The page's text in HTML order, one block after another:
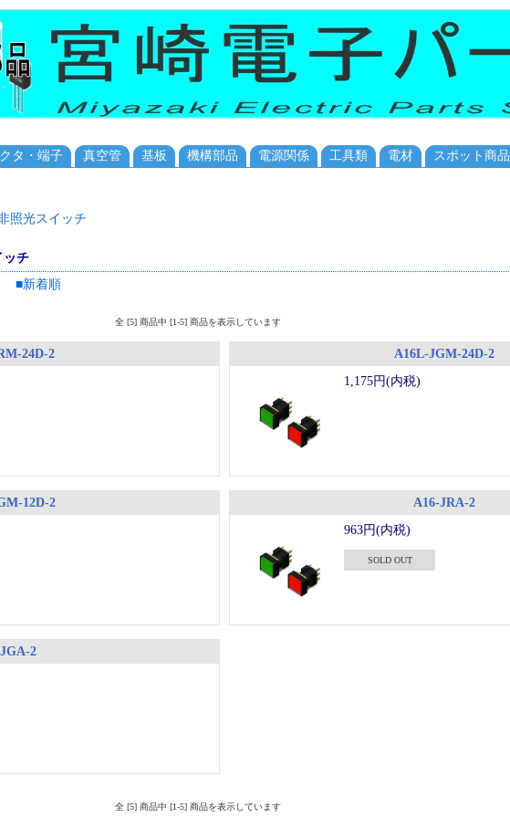
タ・端子 真空管 基板 機構部品 電源関係 工具類 電材 スポット商品
照光スイッチ
ッチ
■新着順
全 [5] 商品中 [1-5] 商品を表示しています
24D-2
A16L-JGM-24D-2
1,175円(内税)
12D-2
A16-JRA-2
963円(内税)
SOLD OUT
2
全 [5] 商品中 [1-5] 商品を表示しています